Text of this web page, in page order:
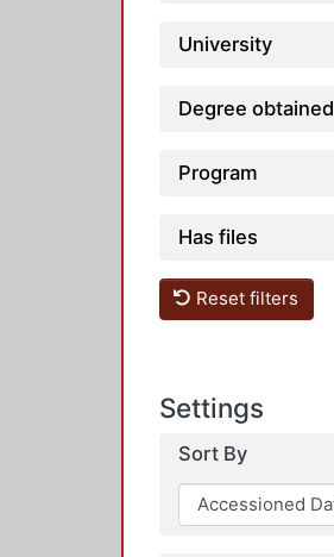
University
Degree obtained
Program
Has files
Reset filters
Settings
Sort By